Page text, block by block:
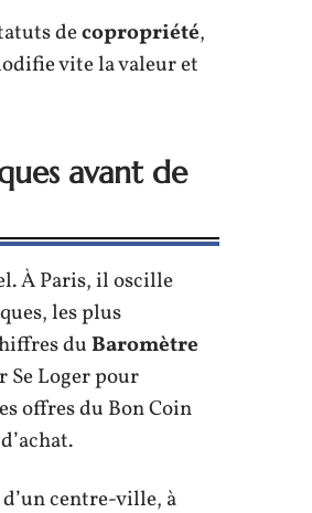
decopropriété,
vite la valeur et
avant de
À Paris, il oscille
les plus
duBaromètre
Se Loger pour
offres du Bon Coin
centre-ville, à